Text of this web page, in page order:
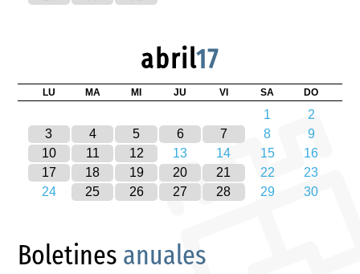
abril17
LU MA MI JU VI SA DO
1
2
3
4 5 6 7 8
9
10
11 12 13 14 15
16
17
18 19 20 21 22
23
24
25 26 27 28 29 30
Boletines anuales